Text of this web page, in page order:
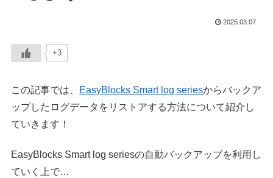
2025.03.07
+3
この記事では、 EasyBlocks Smart log seriesからバックア
ップしたログデータをリストアする方法について紹介し
ていきます！
EasyBlocks Smart log seriesの自動バックアップを利用し
ていく上で…